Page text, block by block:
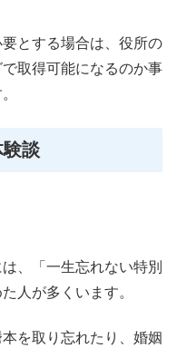
とする場合は、役所の
取得可能になるのか事
談
、「一生忘れない特別
人が多くいます。
を取り忘れたり、婚姻